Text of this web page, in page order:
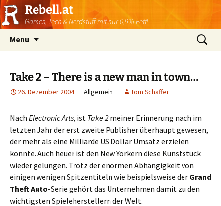
Rebell.at
Games, Tech & Nerdstuff mit nur 0,9% Fett!
Menu
Suchen
nach:
Take 2 – There is a new man in town…
26. Dezember 2004 Allgemein Tom Schaffer
Nach Electronic Arts, ist Take 2 meiner Erinnerung nach im
letzten Jahr der erst zweite Publisher überhaupt gewesen,
der mehr als eine Milliarde US Dollar Umsatz erzielen
konnte. Auch heuer ist den New Yorkern diese Kunststück
wieder gelungen. Trotz der enormen Abhängigkeit von
einigen wenigen Spitzentiteln wie beispielsweise der Grand
Theft Auto-Serie gehört das Unternehmen damit zu den
wichtigsten Spieleherstellern der Welt.